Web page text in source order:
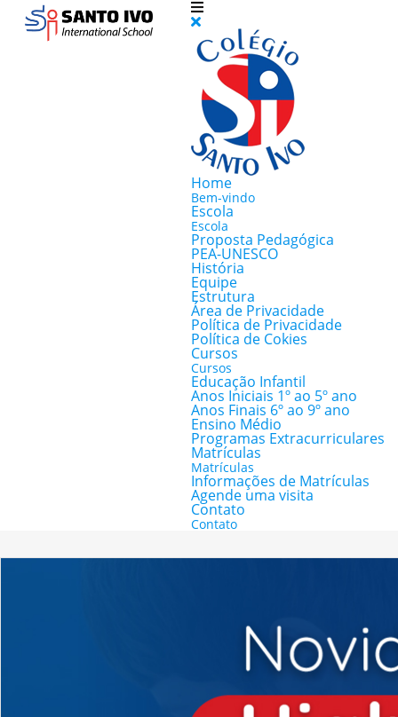
Home
Bem-vindo
Escola
Escola
Proposta Pedagógica
PEA-UNESCO
História
Equipe
Estrutura
Área de Privacidade
Política de Privacidade
Política de Cokies
Cursos
Cursos
Educação Infantil
Anos Iniciais 1º ao 5º ano
Anos Finais 6º ao 9º ano
Ensino Médio
Programas Extracurriculares
Matrículas
Matrículas
Informações de Matrículas
Agende uma visita
Contato
Contato